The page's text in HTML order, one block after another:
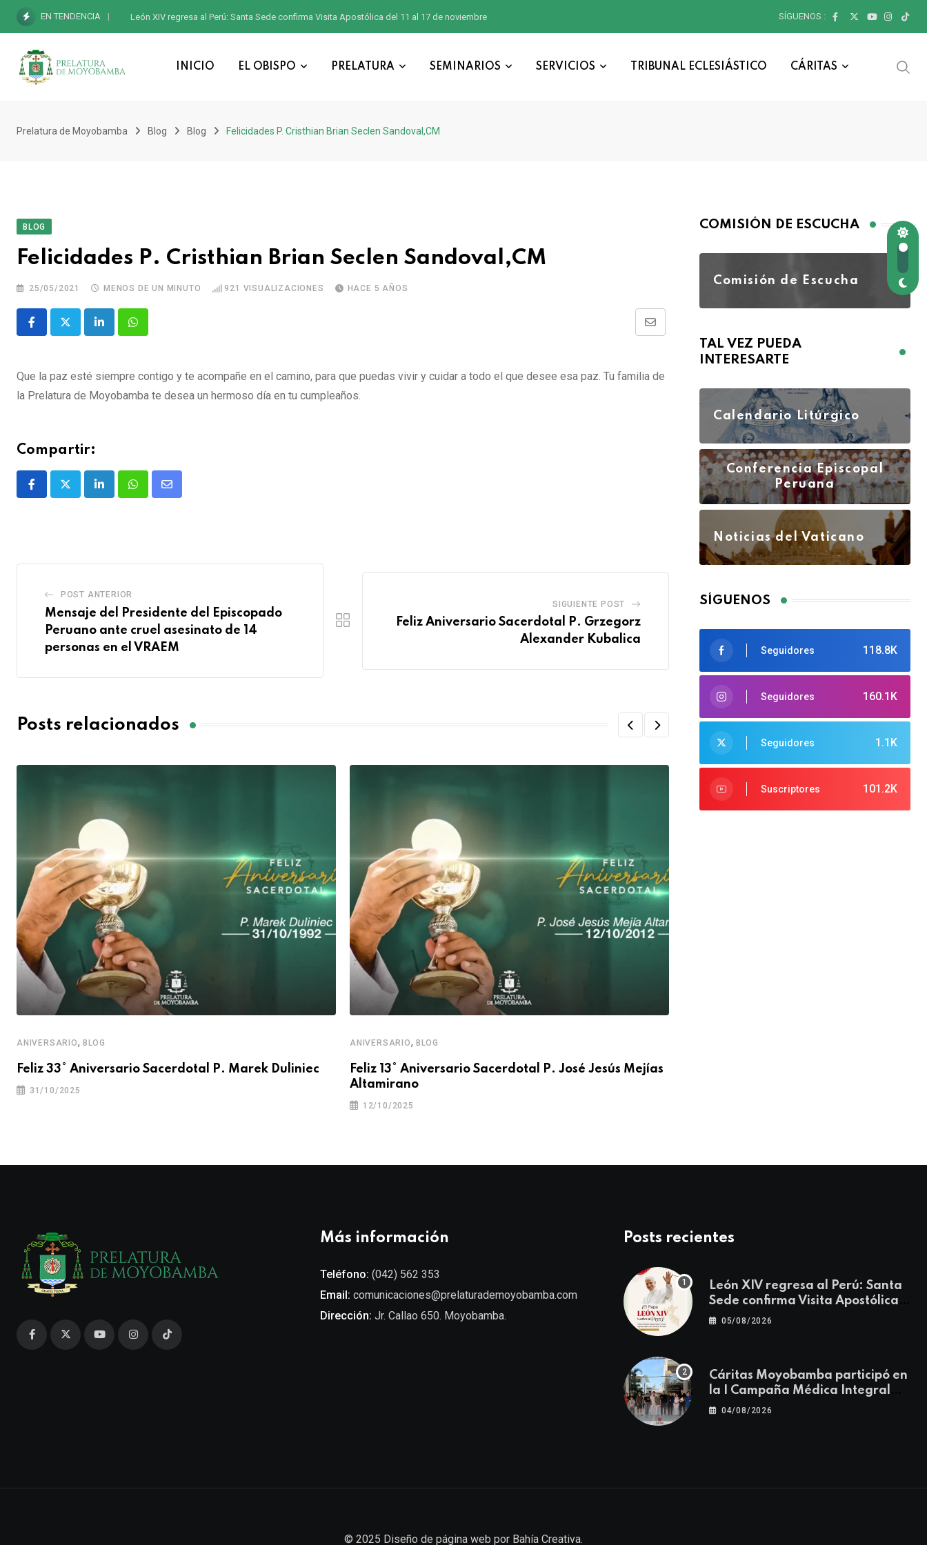
EN TENDENCIA León XIV regresa al Perú: Santa Sede confirma Visita Apostólica del 11 al 17 de noviembre SÍGUENOS :
INICIO EL OBISPO PRELATURA SEMINARIOS SERVICIOS TRIBUNAL ECLESIÁSTICO CÁRITAS
Prelatura de Moyobamba Blog Blog Felicidades P. Cristhian Brian Seclen Sandoval,CM
BLOG
Felicidades P. Cristhian Brian Seclen Sandoval,CM
25/05/2021 MENOS DE UN MINUTO 921 VISUALIZACIONES HACE 5 AÑOS
Que la paz esté siempre contigo y te acompañe en el camino, para que puedas vivir y cuidar a todo el que desee esa paz. Tu familia de
la Prelatura de Moyobamba te desea un hermoso día en tu cumpleaños.
Compartir:
POST ANTERIOR
Mensaje del Presidente del Episcopado
Peruano ante cruel asesinato de 14
personas en el VRAEM
SIGUIENTE POST
Feliz Aniversario Sacerdotal P. Grzegorz
Alexander Kubalica
Posts relacionados
ANIVERSARIO, BLOG
Feliz 33° Aniversario Sacerdotal P. Marek Duliniec
31/10/2025
ANIVERSARIO, BLOG
Feliz 13° Aniversario Sacerdotal P. José Jesús Mejías
Altamirano
12/10/2025
COMISIÓN DE ESCUCHA
Comisión de Escucha
TAL VEZ PUEDA
INTERESARTE
Calendario Litúrgico
Conferencia Episcopal
Peruana
Noticias del Vaticano
SÍGUENOS
118.8K
Seguidores
160.1K
Seguidores
1.1K
Seguidores
101.2K
Suscriptores
Más información
Teléfono: (042) 562 353
Email: comunicaciones@prelaturademoyobamba.com
Dirección: Jr. Callao 650. Moyobamba.
Posts recientes
León XIV regresa al Perú: Santa
Sede confirma Visita Apostólica
del 11 al 17 de noviembre
05/08/2026
Cáritas Moyobamba participó en
la I Campaña Médica Integral
Gratuita llevando salud y
04/08/2026
© 2025 Diseño de página web por Bahía Creativa.